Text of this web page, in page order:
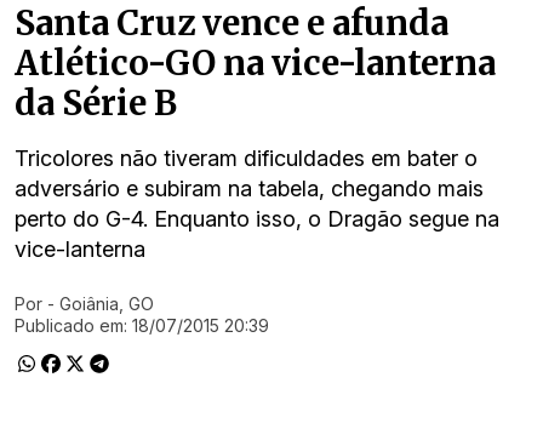
Santa Cruz vence e afunda
Atlético-GO na vice-lanterna
da Série B
Tricolores não tiveram dificuldades em bater o
adversário e subiram na tabela, chegando mais
perto do G-4. Enquanto isso, o Dragão segue na
vice-lanterna
Ir direto pra matéria
Por - Goiânia, GO
Publicado em: 18/07/2015 20:39